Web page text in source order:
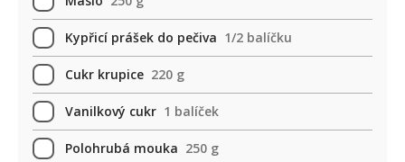
Kypřicí prášek do pečiva 1/2 balíčku
Cukr krupice 220 g
Vanilkový cukr 1 balíček
Polohrubá mouka 250 g